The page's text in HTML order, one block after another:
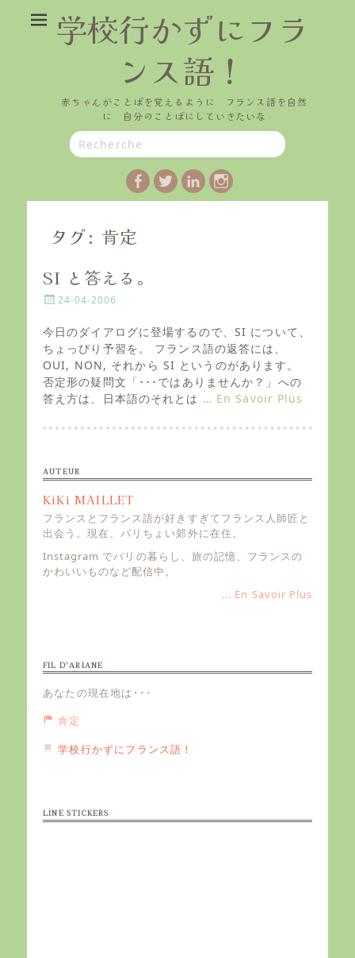
学校行かずにフラ
ンス語！
赤ちゃんがことばを覚えるように フランス語を自然
に 自分のことばにしていきたいな
Search
for:
Facebook
TwitterLinkedIn
Instagram
タグ: 肯定
SI と答える。
P
s
t
e
d
o
n
24-04-2006
今日のダイアログに登場するので、SI について、
ちょっぴり予習を。 フランス語の返答には、
OUI, NON, それから SI というのがあります。
否定形の疑問文「･･･ではありませんか？」への
答え方は、日本語のそれとは … En Savoir Plus
AUTEUR
KiKi MAILLET
フランスとフランス語が好きすぎてフランス人師匠と
出会う。現在、パリちょい郊外に在住。
Instagram でパリの暮らし、旅の記憶、フランスの
かわいいものなど配信中。
... En Savoir Plus
FIL D’ARIANE
あなたの現在地は･･･
肯定
学校行かずにフランス語！
LINE STICKERS